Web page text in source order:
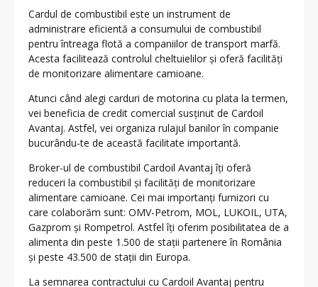
Cardul de combustibil este un instrument de
administrare eficientă a consumului de combustibil
pentru întreaga flotă a companiilor de transport marfă.
Acesta facilitează controlul cheltuielilor și oferă facilități
de monitorizare alimentare camioane.
Atunci când alegi carduri de motorina cu plata la termen,
vei beneficia de credit comercial susținut de Cardoil
Avantaj. Astfel, vei organiza rulajul banilor în companie
bucurându-te de această facilitate importantă.
Broker-ul de combustibil Cardoil Avantaj îți oferă
reduceri la combustibil și facilități de monitorizare
alimentare camioane. Cei mai importanți furnizori cu
care colaborăm sunt: OMV-Petrom, MOL, LUKOIL, UTA,
Gazprom și Rompetrol. Astfel îți oferim posibilitatea de a
alimenta din peste 1.500 de stații partenere în România
și peste 43.500 de stații din Europa.
La semnarea contractului cu Cardoil Avantaj pentru